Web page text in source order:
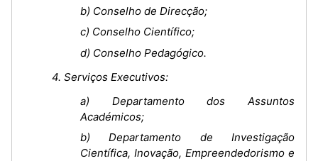
b) Conselho de Direcção;
c) Conselho Científico;
d) Conselho Pedagógico.
4. Serviços Executivos:
a) Departamento dos Assuntos
Académicos;
b) Departamento de Investigação
Científica, Inovação, Empreendedorismo e